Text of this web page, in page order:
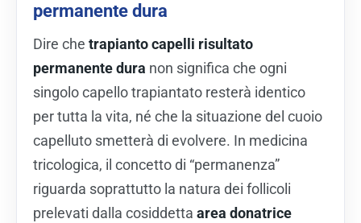
permanente dura
Dire che trapianto capelli risultato
permanente dura non significa che ogni
singolo capello trapiantato resterà identico
per tutta la vita, né che la situazione del cuoio
capelluto smetterà di evolvere. In medicina
tricologica, il concetto di “permanenza”
riguarda soprattutto la natura dei follicoli
prelevati dalla cosiddetta area donatrice